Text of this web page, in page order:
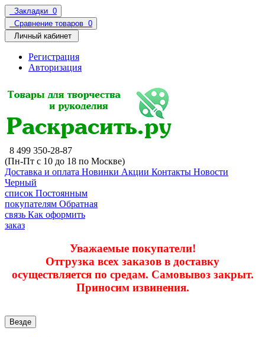
Закладки 0
Сравнение товаров 0
Личный кабинет
Регистрация
Авторизация
8 499 350-28-87
(Пн-Пт с 10 до 18 по Москве)
Доставка и оплата Новинки Акции Контакты Новости
Черный
список Постоянным
покупателям Обратная
связь Как оформить
заказ
Уважаемые покупатели!
Отгрузка всех заказов в доставку
осуществляется по средам. Самовывоз закрыт.
Приносим извинения.
Везде